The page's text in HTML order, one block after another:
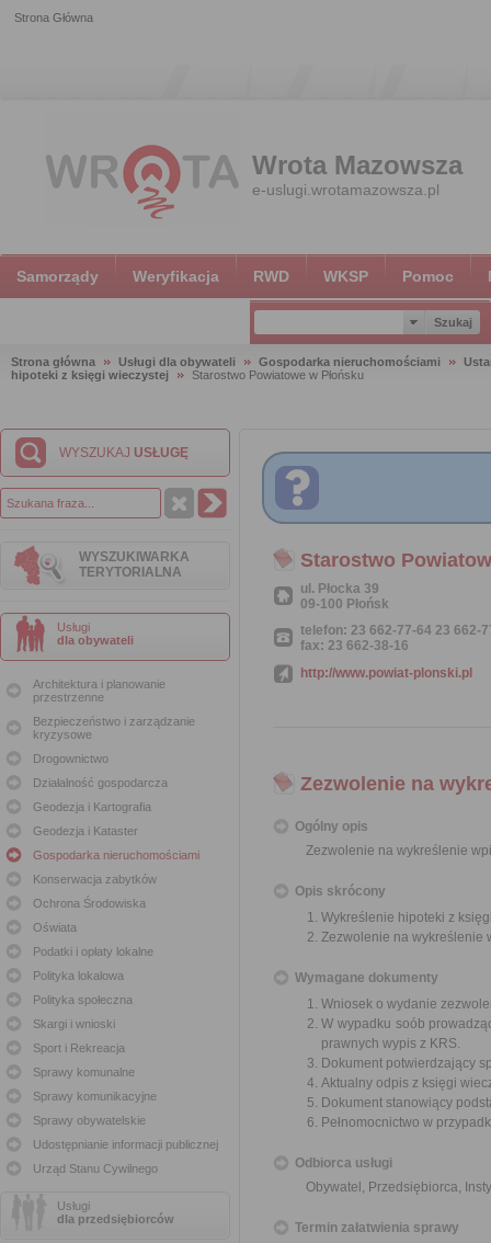
Strona Główna
Wrota Mazowsza
e-uslugi.wrotamazowsza.pl
Samorządy Weryfikacja RWD WKSP Pomoc
Strona główna Usługi dla obywateli Gospodarka nieruchomościami
hipoteki z księgi wieczystej
Starostwo Powiatowe w Płońsku
WYSZUKAJ USŁUGĘ
WYSZUKIWARKA
TERYTORIALNA
Usługi
dla obywateli
Architektura i planowanie
przestrzenne
Bezpieczeństwo i zarządzanie
kryzysowe
Drogownictwo
Działalność gospodarcza
Geodezja i Kartografia
Geodezja i Kataster
Gospodarka nieruchomościami
Konserwacja zabytków
Ochrona Środowiska
Oświata
Podatki i opłaty lokalne
Polityka lokalowa
Polityka społeczna
Skargi i wnioski
Sport i Rekreacja
Sprawy komunalne
Sprawy komunikacyjne
Sprawy obywatelskie
Udostępnianie informacji publicznej
Urząd Stanu Cywilnego
Usługi
dla przedsiębiorców
Starostwo
ul. Płocka 39
09-100 Płońsk
telefon: 23 662-77-64 23 662-
fax: 23 662-38-16
http://www.powiat-plonski.pl
Zezwolenie na
Ogólny opis
Zezwolenie na wykreślenie
Opis skrócony
Wykreślenie hipoteki z
Zezwolenie na wykreślenie
Wymagane dokumenty
Wniosek o wydanie
W wypadku soób
prawnych wypis z KRS.
Dokument potwierdzający
Aktualny odpis z księgi
Dokument stanowiący
Pełnomocnictwo w
Odbiorca usługi
Obywatel, Przedsiębiorca,
Termin załatwienia sprawy